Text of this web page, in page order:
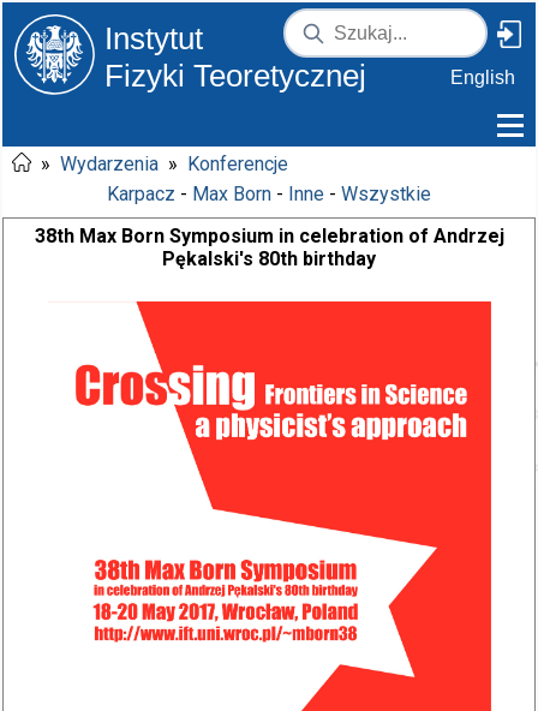
Instytut
Fizyki Teoretycznej
English
» Wydarzenia » Konferencje
Karpacz - Max Born - Inne - Wszystkie
38th Max Born Symposium in celebration of Andrzej
Pękalski's 80th birthday